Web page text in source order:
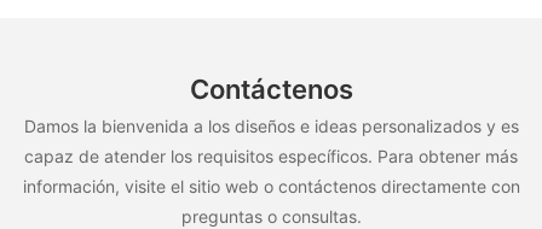
Contáctenos
Damos la bienvenida a los diseños e ideas personalizados y es
capaz de atender los requisitos específicos. Para obtener más
información, visite el sitio web o contáctenos directamente con
preguntas o consultas.